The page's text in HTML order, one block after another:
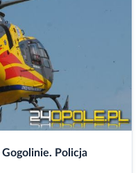
Policja